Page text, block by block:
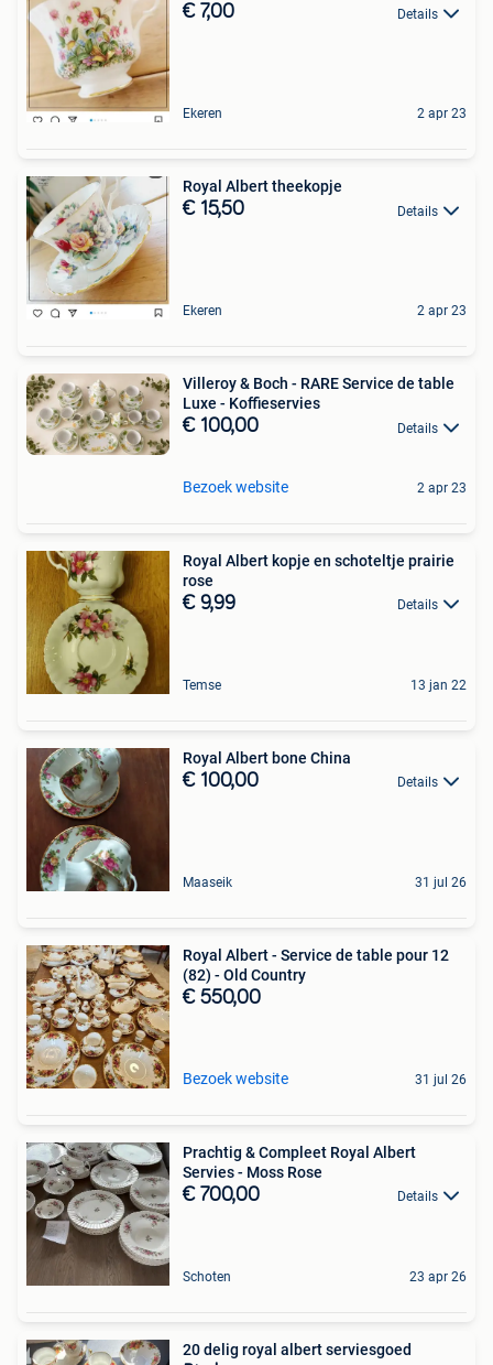
€ 7,00 Details
Ekeren 2 apr 23
Royal Albert theekopje
€ 15,50 Details
Ekeren 2 apr 23
Villeroy & Boch - RARE Service de table
Luxe - Koffieservies
€ 100,00 Details
Bezoek website 2 apr 23
Royal Albert kopje en schoteltje prairie
rose
€ 9,99 Details
Temse 13 jan 22
Royal Albert bone China
€ 100,00 Details
Maaseik 31 jul 26
Royal Albert - Service de table pour 12
(82) - Old Country
€ 550,00
Bezoek website 31 jul 26
Prachtig & Compleet Royal Albert
Servies - Moss Rose
€ 700,00 Details
Schoten 23 apr 26
20 delig royal albert serviesgoed